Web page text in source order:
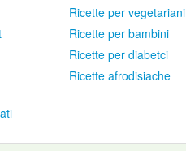
Ricette per vegetariani
Ricette per bambini
Ricette per diabetci
Ricette afrodisiache